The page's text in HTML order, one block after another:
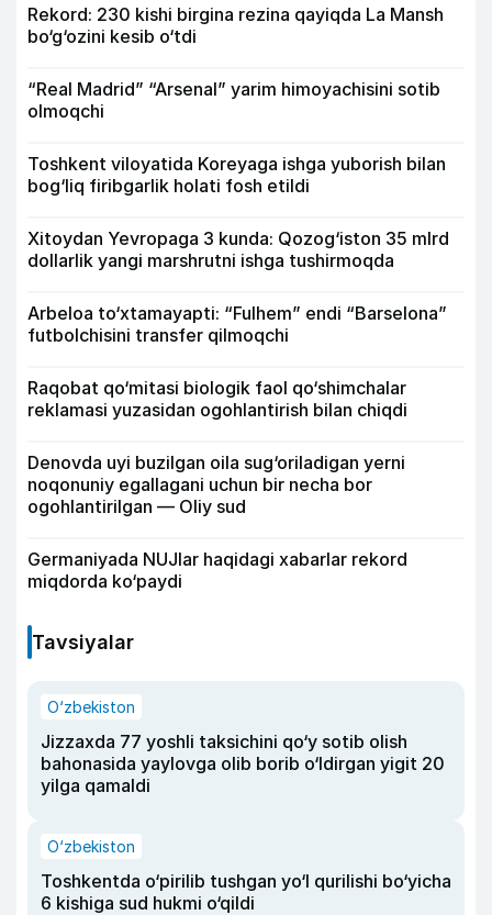
Rekord: 230 kishi birgina rezina qayiqda La Mansh
bo‘g‘ozini kesib o‘tdi
“Real Madrid” “Arsenal” yarim himoyachisini sotib
olmoqchi
Toshkent viloyatida Koreyaga ishga yuborish bilan
bog‘liq firibgarlik holati fosh etildi
Xitoydan Yevropaga 3 kunda: Qozog‘iston 35 mlrd
dollarlik yangi marshrutni ishga tushirmoqda
Arbeloa to‘xtamayapti: “Fulhem” endi “Barselona”
futbolchisini transfer qilmoqchi
Raqobat qo‘mitasi biologik faol qo‘shimchalar
reklamasi yuzasidan ogohlantirish bilan chiqdi
Denovda uyi buzilgan oila sug‘oriladigan yerni
noqonuniy egallagani uchun bir necha bor
ogohlantirilgan — Oliy sud
Germaniyada NUJlar haqidagi xabarlar rekord
miqdorda ko‘paydi
Tavsiyalar
O‘zbekiston
Jizzaxda 77 yoshli taksichini qo‘y sotib olish
bahonasida yaylovga olib borib o‘ldirgan yigit 20
yilga qamaldi
O‘zbekiston
Toshkentda o‘pirilib tushgan yo‘l qurilishi bo‘yicha
6 kishiga sud hukmi o‘qildi